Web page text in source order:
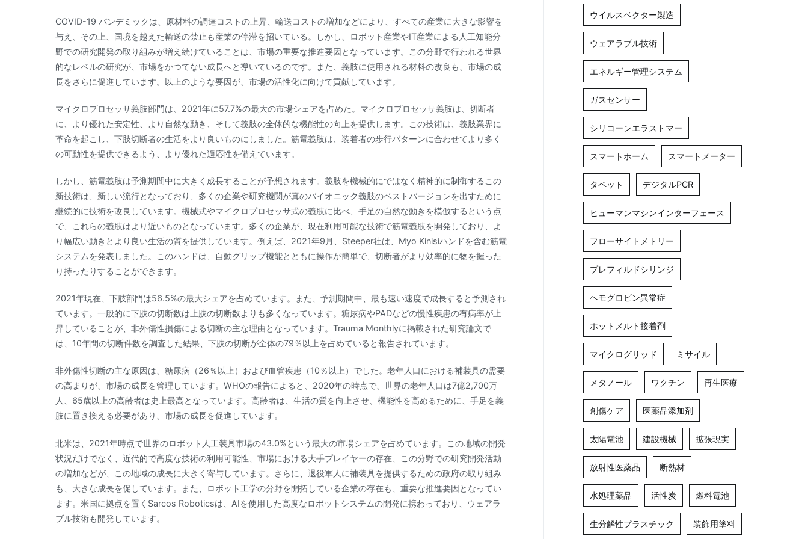
COVID-19 パンデミックは、原材料の調達コストの上昇、輸送コストの増加などにより、すべての産業に大きな影響を
与え、その上、国境を越えた輸送の禁止も産業の停滞を招いている。しかし、ロボット産業やIT産業による人工知能分
野での研究開発の取り組みが増え続けていることは、市場の重要な推進要因となっています。この分野で行われる世界
的なレベルの研究が、市場をかつてない成長へと導いているのです。また、義肢に使用される材料の改良も、市場の成
長をさらに促進しています。以上のような要因が、市場の活性化に向けて貢献しています。
マイクロプロセッサ義肢部門は、2021年に57.7%の最大の市場シェアを占めた。マイクロプロセッサ義肢は、切断者
に、より優れた安定性、より自然な動き、そして義肢の全体的な機能性の向上を提供します。この技術は、義肢業界に
革命を起こし、下肢切断者の生活をより良いものにしました。筋電義肢は、装着者の歩行パターンに合わせてより多く
の可動性を提供できるよう、より優れた適応性を備えています。
しかし、筋電義肢は予測期間中に大きく成長することが予想されます。義肢を機械的にではなく精神的に制御するこの
新技術は、新しい流行となっており、多くの企業や研究機関が真のバイオニック義肢のベストバージョンを出すために
継続的に技術を改良しています。機械式やマイクロプロセッサ式の義肢に比べ、手足の自然な動きを模倣するという点
で、これらの義肢はより近いものとなっています。多くの企業が、現在利用可能な技術で筋電義肢を開発しており、よ
り幅広い動きとより良い生活の質を提供しています。例えば、2021年9月、Steeper社は、Myo Kinisiハンドを含む筋電
システムを発表しました。このハンドは、自動グリップ機能とともに操作が簡単で、切断者がより効率的に物を握った
り持ったりすることができます。
2021年現在、下肢部門は56.5%の最大シェアを占めています。また、予測期間中、最も速い速度で成長すると予測され
ています。一般的に下肢の切断数は上肢の切断数よりも多くなっています。糖尿病やPADなどの慢性疾患の有病率が上
昇していることが、非外傷性損傷による切断の主な理由となっています。Trauma Monthlyに掲載された研究論文で
は、10年間の切断件数を調査した結果、下肢の切断が全体の79％以上を占めていると報告されています。
非外傷性切断の主な原因は、糖尿病（26％以上）および血管疾患（10％以上）でした。老年人口における補装具の需要
の高まりが、市場の成長を管理しています。WHOの報告によると、2020年の時点で、世界の老年人口は7億2,700万
人、65歳以上の高齢者は史上最高となっています。高齢者は、生活の質を向上させ、機能性を高めるために、手足を義
肢に置き換える必要があり、市場の成長を促進しています。
北米は、2021年時点で世界のロボット人工装具市場の43.0%という最大の市場シェアを占めています。この地域の開発
状況だけでなく、近代的で高度な技術の利用可能性、市場における大手プレイヤーの存在、この分野での研究開発活動
の増加などが、この地域の成長に大きく寄与しています。さらに、退役軍人に補装具を提供するための政府の取り組み
も、大きな成長を促しています。また、ロボット工学の分野を開拓している企業の存在も、重要な推進要因となってい
ます。米国に拠点を置くSarcos Roboticsは、AIを使用した高度なロボットシステムの開発に携わっており、ウェアラ
ブル技術も開発しています。
ウイルスベクター製造
ウェアラブル技術
エネルギー管理システム
ガスセンサー
シリコーンエラストマー
スマートホーム スマートメーター
タペット デジタルPCR
ヒューマンマシンインターフェース
フローサイトメトリー
プレフィルドシリンジ
ヘモグロビン異常症
ホットメルト接着剤
マイクログリッド ミサイル
メタノール ワクチン 再生医療
創傷ケア 医薬品添加剤
太陽電池 建設機械 拡張現実
放射性医薬品 断熱材
水処理薬品 活性炭 燃料電池
生分解性プラスチック 装飾用塗料